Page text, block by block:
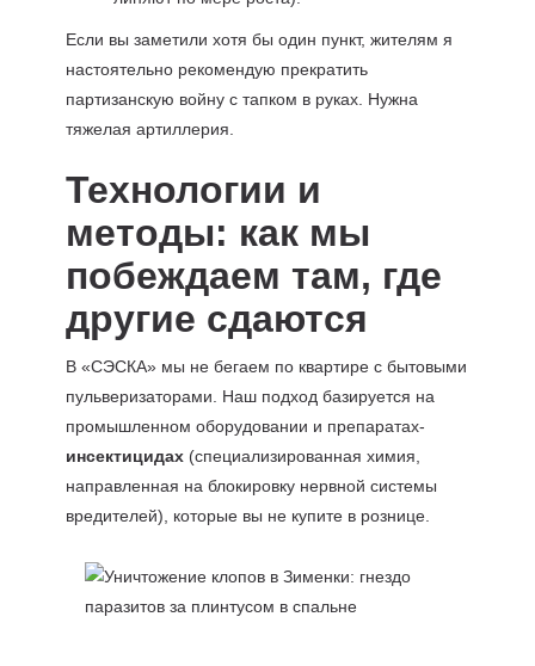
Если вы заметили хотя бы один пункт, жителям я
настоятельно рекомендую прекратить
партизанскую войну с тапком в руках. Нужна
тяжелая артиллерия.
Технологии и
методы: как мы
побеждаем там, где
другие сдаются
В «СЭСКА» мы не бегаем по квартире с бытовыми
пульверизаторами. Наш подход базируется на
промышленном оборудовании и препаратах-
инсектицидах(специализированная химия,
направленная на блокировку нервной системы
вредителей), которые вы не купите в рознице.